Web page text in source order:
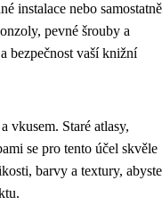
instalace nebo samostatně
pevné šrouby a
bezpečnost vaší knižní
vkusem. Staré atlasy,
se pro tento účel skvěle
barvy a textury, abyste